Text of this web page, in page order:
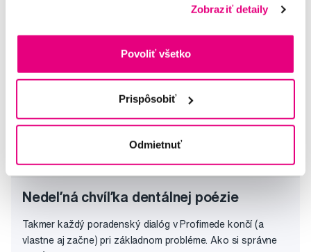
Zobraziť detaily
Povoliť všetko
Prispôsobiť
Odmietnuť
Nedeľná chvíľka dentálnej poézie
Takmer každý poradenský dialóg v Profimede končí (a
vlastne aj začne) pri základnom probléme. Ako si správne